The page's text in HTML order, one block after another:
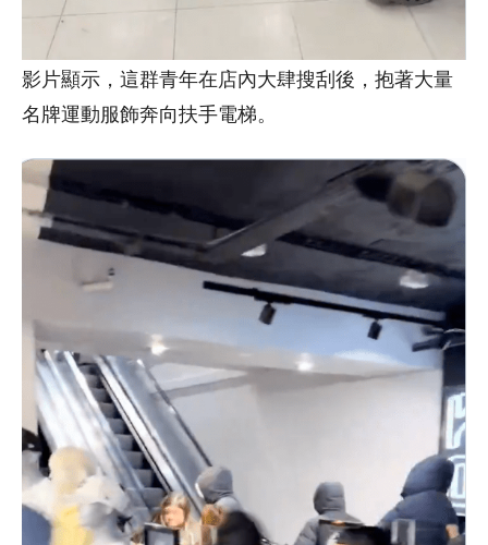
影片顯示，這群青年在店內大肆搜刮後，抱著大量
名牌運動服飾奔向扶手電梯。